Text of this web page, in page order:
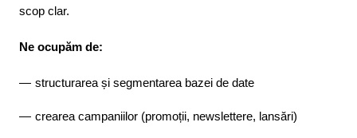
scop clar.
Ne ocupăm de:
structurarea și segmentarea bazei de date
crearea campaniilor (promoții, newslettere, lansări)